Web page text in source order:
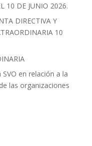
10 DE JUNIO 2026.
DIRECTIVA Y
10
en relación a la
las organizaciones